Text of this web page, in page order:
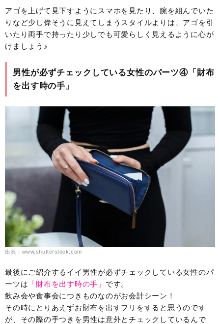
アゴを上げて見下すようにスマホを見たり、腕を組んでいた
りなど少し偉そうに見えてしまうスタイルよりは、アゴを引
いたり両手で持ったり少しでも可愛らしく見えるように心が
けましょう♪
男性が必ずチェックしている女性のパーツ④「財布
を出す時の手」
出典：www.shutterstock.com
最後にご紹介するイイ男性が必ずチェックしている女性のパ
ーツは 「財布を出す時の手」 です。
飲み会や食事会につきものなのがお会計シーン！
その時にとりあえずお財布を出すフリをすると思うのです
が、その際の手つきを男性は意外とチェックしているんで